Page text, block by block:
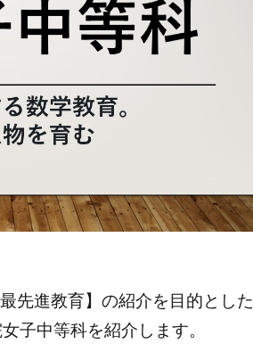
先進教育】の紹介を目的とした
子中等科を紹介します。